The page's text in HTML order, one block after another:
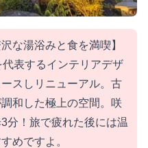
な湯浴みと食を満喫】
表するインテリアデザ
スしリニューアル。古
和した極上の空間。咲
分！旅で疲れた後には温
めですよ。